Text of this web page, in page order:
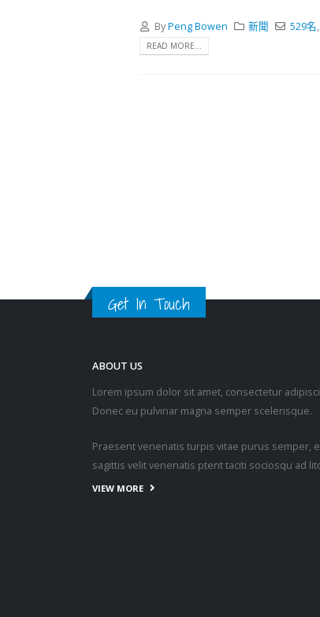
ByPeng Bowen 新聞 529名,
READ MORE...
Get In Touch
ABOUT US
Lorem ipsum dolor sit amet, consectetur
Donec eu pulvinar magna semper scelerisque.
Praesent venenatis turpis vitae purus semper,
sagittis velit venenatis ptent taciti sociosqu ad
VIEW MORE